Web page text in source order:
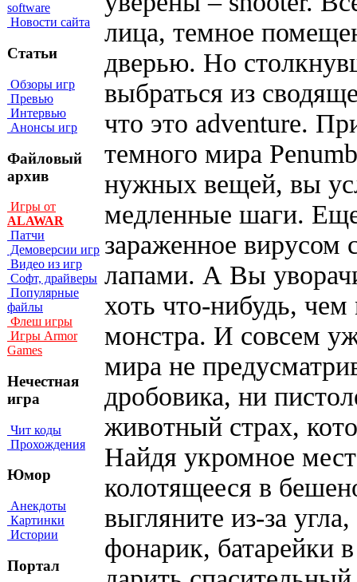
software
Новости сайта
Статьи
Обзоры игр
Превью
Интервью
Анонсы игр
Файловый
архив
Игры от
ALAWAR
Патчи
Демоверсии игр
Видео из игр
Софт, драйверы
Популярные
файлы
Флеш игры
Игры Armor
Games
Нечестная
игра
Чит коды
Прохождения
Юмор
Анекдоты
Картинки
Истории
Портал
лица, темное
дверью. Но
выбраться из
что это adventure.
темного мира
нужных вещей, вы
медленные шаги.
зараженное
лапами. А Вы
хоть что-нибудь,
монстра. И совсем
мира не
дробовика, ни
животный страх,
Найдя укромное
колотящееся в
выгляните из-за
фонарик, батарейки